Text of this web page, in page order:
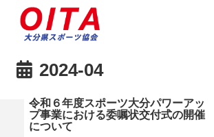
2024-04
令和６年度スポーツ大分パワーアッ
プ事業における委嘱状交付式の開催
について